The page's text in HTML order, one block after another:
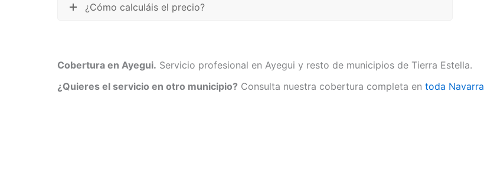
¿Cómo calculáis el precio?
Cobertura en Ayegui. Servicio profesional en Ayegui y resto de municipios de Tierra Estella.
¿Quieres el servicio en otro municipio? Consulta nuestra cobertura completa en toda Navarra